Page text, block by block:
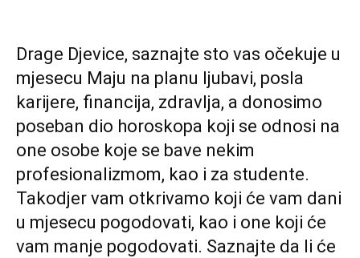
Drage Djevice, saznajte sto vas očekuje u
mjesecu Maju na planu ljubavi, posla
karijere, financija, zdravlja, a donosimo
poseban dio horoskopa koji se odnosi na
one osobe koje se bave nekim
profesionalizmom, kao i za studente.
Takodjer vam otkrivamo koji će vam dani
u mjesecu pogodovati, kao i one koji će
vam manje pogodovati. Saznajte da li će